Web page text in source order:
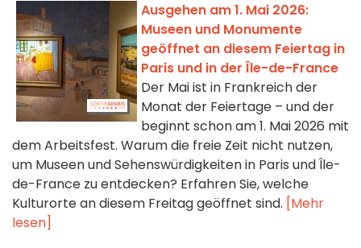
Ausgehen am 1. Mai 2026:
Museen und Monumente
geöffnet an diesem Feiertag in
Paris und in der Île-de-France
Der Mai ist in Frankreich der
Monat der Feiertage – und der
beginnt schon am 1. Mai 2026 mit
dem Arbeitsfest. Warum die freie Zeit nicht nutzen,
um Museen und Sehenswürdigkeiten in Paris und Île-
de-France zu entdecken? Erfahren Sie, welche
Kulturorte an diesem Freitag geöffnet sind. [Mehr
lesen]